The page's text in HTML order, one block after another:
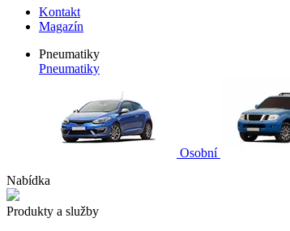
Kontakt
Magazín
Pneumatiky
Pneumatiky
Osobní
Nabídka
Produkty a služby